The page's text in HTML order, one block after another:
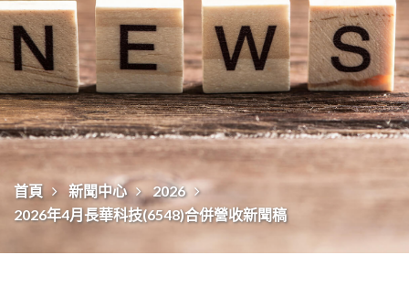
首頁 新聞中心
2026
2026年4月長華科技(6548)合併營收新聞稿